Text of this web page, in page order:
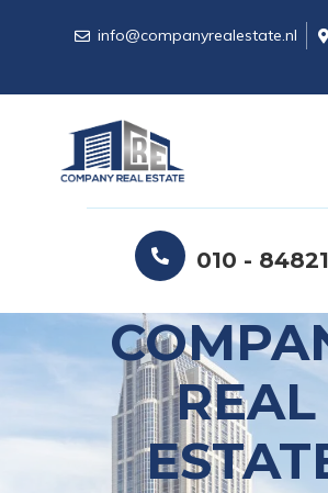
info@companyrealestate.nl
010 -
REAL